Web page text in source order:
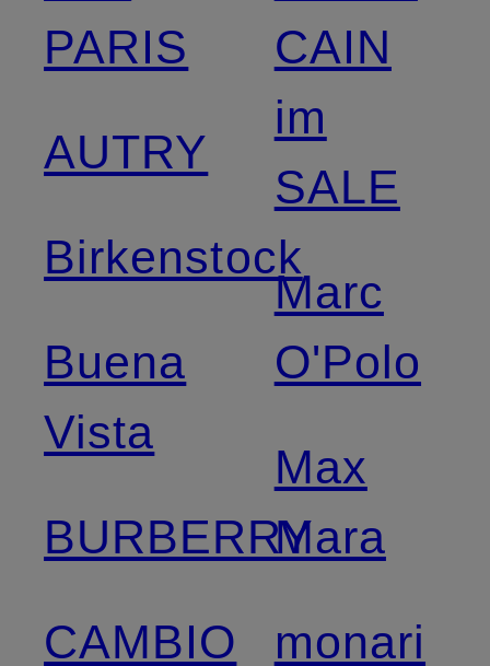
PARIS
AUTRY
Birkenstock
Buena
Vista
BURBERRY
CAMBIO
CAIN
im
SALE
Marc
O'Polo
Max
Mara
monari